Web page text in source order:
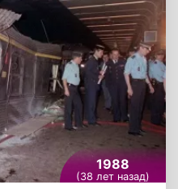
Александр
1988
(38 лет назад)